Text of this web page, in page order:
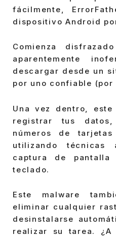
fácilmente,
dispositivo Android
Comienza
aparentemente
descargar desde un
por uno confiable (por
Una vez dentro, este
registrar tus datos,
números de
utilizando técnicas
captura de
teclado.
Este malware
eliminar cualquier
desinstalarse
realizar su tarea. ¿A